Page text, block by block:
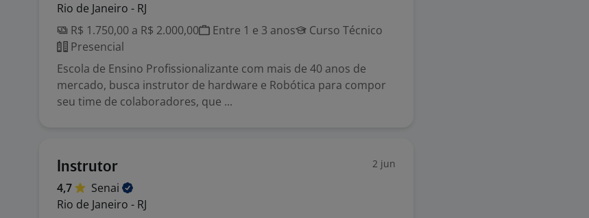
Rio de Janeiro - RJ
R$ 1.750,00 a R$ 2.000,00
Entre 1 e 3 anos
Curso Técnico
Presencial
Escola de Ensino Profissionalizante com mais de 40 anos de
mercado, busca instrutor de hardware e Robótica para compor
seu time de colaboradores, que ...
Instrutor 2 jun
4,7
Senai
Rio de Janeiro - RJ